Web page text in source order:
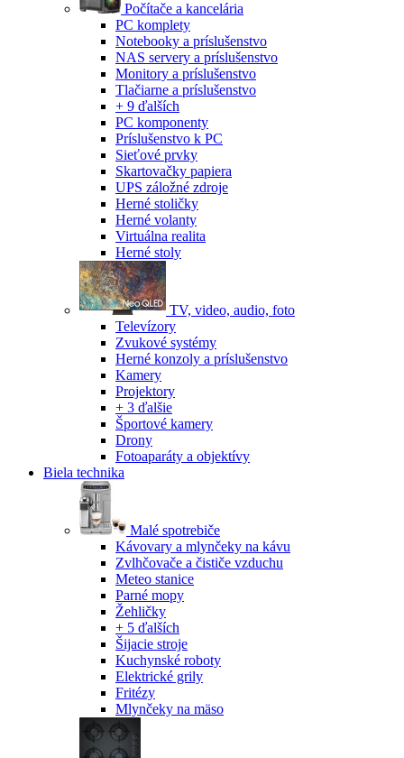
Počítače a kancelária
PC komplety
Notebooky a príslušenstvo
NAS servery a príslušenstvo
Monitory a príslušenstvo
Tlačiarne a príslušenstvo
+ 9 ďalších
PC komponenty
Príslušenstvo k PC
Sieťové prvky
Skartovačky papiera
UPS záložné zdroje
Herné stoličky
Herné volanty
Virtuálna realita
Herné stoly
TV, video, audio, foto
Televízory
Zvukové systémy
Herné konzoly a príslušenstvo
Kamery
Projektory
+ 3 ďalšie
Športové kamery
Drony
Fotoaparáty a objektívy
Biela technika
Malé spotrebiče
Kávovary a mlynčeky na kávu
Zvlhčovače a čističe vzduchu
Meteo stanice
Parné mopy
Žehličky
+ 5 ďalších
Šijacie stroje
Kuchynské roboty
Elektrické grily
Fritézy
Mlynčeky na mäso